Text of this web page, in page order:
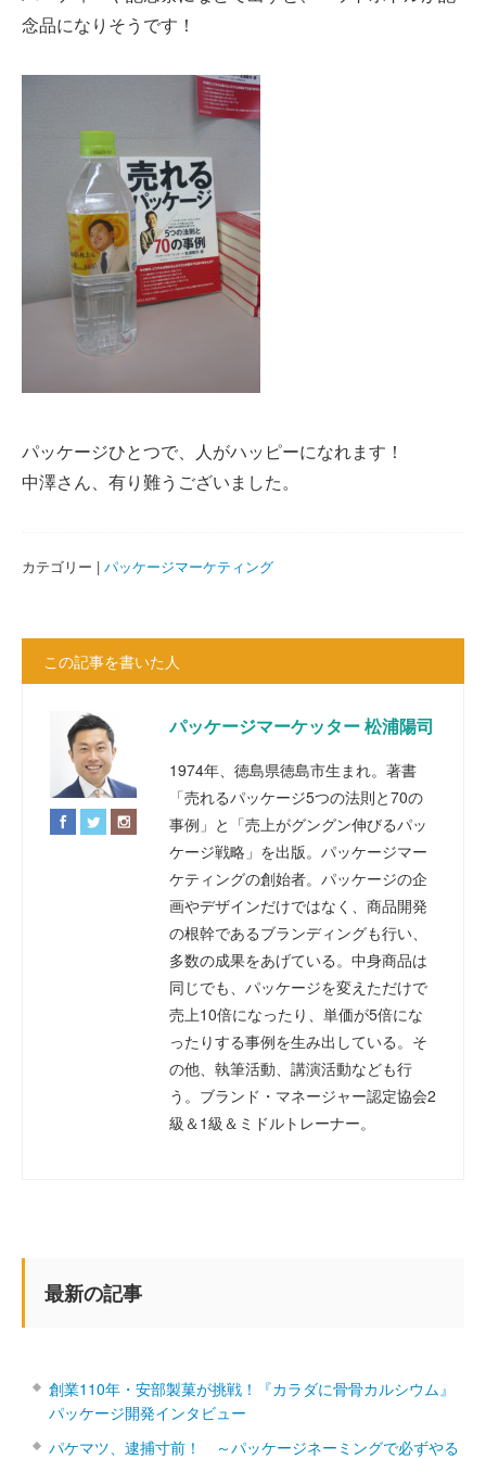
念品になりそうです！
パッケージひとつで、人がハッピーになれます！
中澤さん、有り難うございました。
カテゴリー | パッケージマーケティング
この記事を書いた人
パッケージマーケッター 松浦陽司
1974年、徳島県徳島市生まれ。著書
「売れるパッケージ5つの法則と70の
事例」と「売上がグングン伸びるパッ
ケージ戦略」を出版。パッケージマー
ケティングの創始者。パッケージの企
画やデザインだけではなく、商品開発
の根幹であるブランディングも行い、
多数の成果をあげている。中身商品は
同じでも、パッケージを変えただけで
売上10倍になったり、単価が5倍にな
ったりする事例を生み出している。そ
の他、執筆活動、講演活動なども行
う。ブランド・マネージャー認定協会2
級＆1級＆ミドルトレーナー。
最新の記事
創業110年・安部製菓が挑戦！『カラダに骨骨カルシウム』
パッケージ開発インタビュー
パケマツ、逮捕寸前！ ～パッケージネーミングで必ずやる